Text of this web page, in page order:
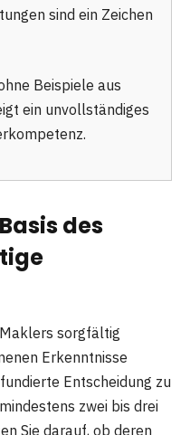
sind ein Zeichen
Beispiele aus
ein unvollständiges
des
sorgfältig
Erkenntnisse
Entscheidung zu
zwei bis drei
Sie darauf, ob deren